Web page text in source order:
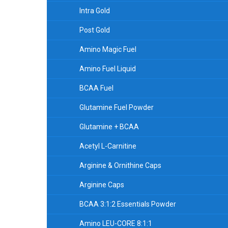
Intra Gold
Post Gold
Amino Magic Fuel
Amino Fuel Liquid
BCAA Fuel
Glutamine Fuel Powder
Glutamine + BCAA
Acetyl L-Carnitine
Arginine & Ornithine Caps
Arginine Caps
BCAA 3:1:2 Essentials Powder
Amino LEU-CORE 8:1:1